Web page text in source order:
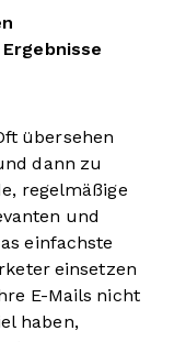
übersehen
dann zu
regelmäßige
und
einfachste
einsetzen
E-Mails nicht
haben,